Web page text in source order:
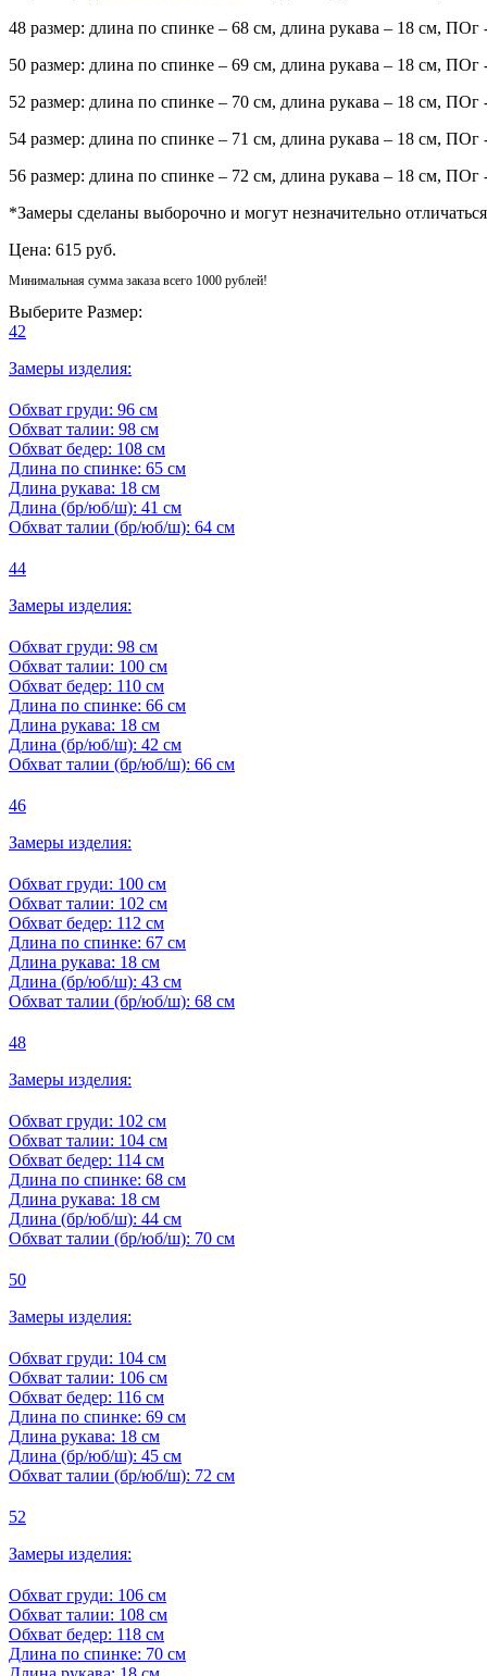
48 размер: длина по спинке – 68 см, длина рукава – 18 см,
50 размер: длина по спинке – 69 см, длина рукава – 18 см,
52 размер: длина по спинке – 70 см, длина рукава – 18 см,
54 размер: длина по спинке – 71 см, длина рукава – 18 см,
56 размер: длина по спинке – 72 см, длина рукава – 18 см,
*Замеры сделаны выборочно и могут незначительно
Цена: 615 руб.
Минимальная сумма заказа всего 1000 рублей!
Выберите Размер:
42
Замеры изделия:
Обхват груди: 96 см
Обхват талии: 98 см
Обхват бедер: 108 см
Длина по спинке: 65 см
Длина рукава: 18 см
Длина (бр/юб/ш): 41 см
Обхват талии (бр/юб/ш): 64 см
44
Замеры изделия:
Обхват груди: 98 см
Обхват талии: 100 см
Обхват бедер: 110 см
Длина по спинке: 66 см
Длина рукава: 18 см
Длина (бр/юб/ш): 42 см
Обхват талии (бр/юб/ш): 66 см
46
Замеры изделия:
Обхват груди: 100 см
Обхват талии: 102 см
Обхват бедер: 112 см
Длина по спинке: 67 см
Длина рукава: 18 см
Длина (бр/юб/ш): 43 см
Обхват талии (бр/юб/ш): 68 см
48
Замеры изделия:
Обхват груди: 102 см
Обхват талии: 104 см
Обхват бедер: 114 см
Длина по спинке: 68 см
Длина рукава: 18 см
Длина (бр/юб/ш): 44 см
Обхват талии (бр/юб/ш): 70 см
50
Замеры изделия:
Обхват груди: 104 см
Обхват талии: 106 см
Обхват бедер: 116 см
Длина по спинке: 69 см
Длина рукава: 18 см
Длина (бр/юб/ш): 45 см
Обхват талии (бр/юб/ш): 72 см
52
Замеры изделия:
Обхват груди: 106 см
Обхват талии: 108 см
Обхват бедер: 118 см
Длина по спинке: 70 см